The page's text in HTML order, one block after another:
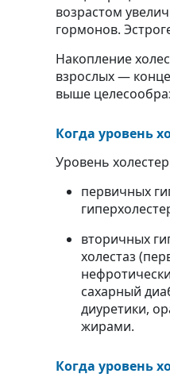
возрастом
гормонов.
Накопление
взрослых —
выше
Когда уровень
Уровень
первичных
вторичных
холестаз
сахарный
диуретики,
жирами.
Когда уровень